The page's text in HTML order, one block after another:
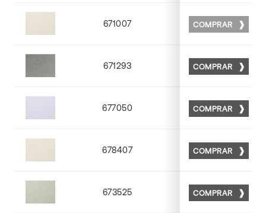
671007
Matt 07
COMPRAR
671293
Matt 93
COMPRAR
677050
Matt 50
COMPRAR
678407
Matt 07
COMPRAR
673525
Matt 25
COMPRAR